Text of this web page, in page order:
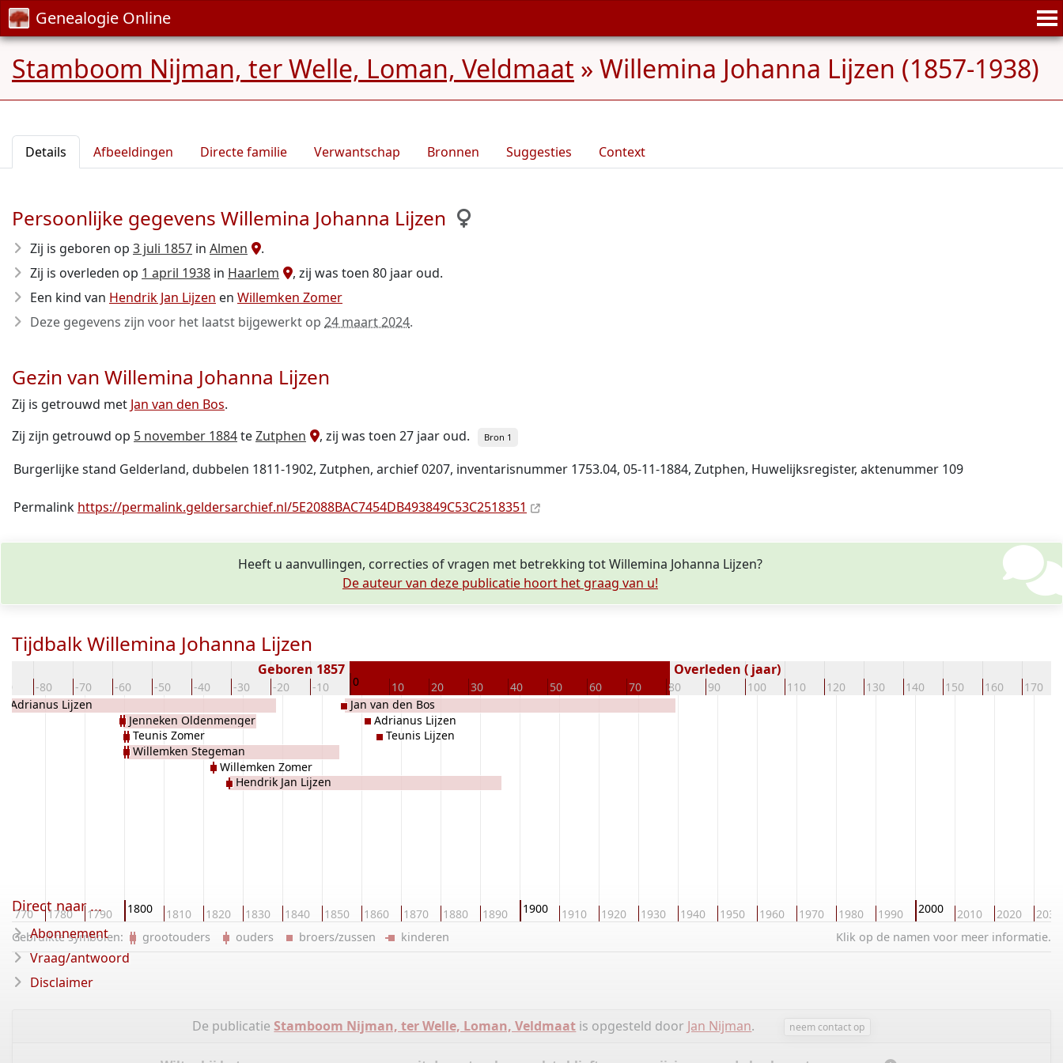
Genealogie Online
Stamboom Nijman, ter Welle, Loman, Veldmaat » Willemina Johanna Lijzen (1857-1938)
Details Afbeeldingen Directe familie Verwantschap Bronnen Suggesties Context
Persoonlijke gegevens Willemina Johanna Lijzen
Zij is geboren op 3 juli 1857 in Almen
.
Zij is overleden op 1 april 1938 in Haarlem
, zij was toen 80 jaar oud.
Een kind van Hendrik Jan Lijzen en Willemken Zomer
Deze gegevens zijn voor het laatst bijgewerkt op 24 maart 2024.
Gezin van Willemina Johanna Lijzen
Zij is getrouwd met Jan van den Bos.
Zij zijn getrouwd op 5 november 1884teZutphen , zij was toen 27 jaar oud. Bron 1
Burgerlijke stand Gelderland, dubbelen 1811-1902, Zutphen, archief 0207, inventaris­num­mer 1753.04, 05-11-1884, Zutphen, Huwelijksregister, aktenummer 109
Permalink https://permalink.geldersarchief.nl/5E2088BAC7454DB493849C53C2518351
Heeft u aanvullingen, correcties of vragen met betrekking tot Willemina Johanna Lijzen?
De auteur van deze publicatie hoort het graag van u!
Tijdbalk Willemina Johanna Lijzen
-80 -70 -60 -50 -40 -30 -20 -10 0 10 20 30 40 50 60 70 80 90 100 110 120 130 140 150 160 170
Geboren 1857 Overleden ( jaar)
1770 1780 1790 1800 1810 1820 1830 1840 1850 1860 1870 1880 1890 1900 1910 1920 1930 1940 1950 1960 1970 1980 1990 2000 2010 2020 2030
Adrianus Lijzen
Jenneken Oldenmenger
Teunis Zomer
Willemken Stegeman
Willemken Zomer
Hendrik Jan Lijzen
Jan van den Bos
Adrianus Lijzen
Teunis Lijzen
Klik op de namen voor meer informatie.
Gebruikte symbolen: grootouders ouders broers/zussen kinderen
De publicatieStamboom Nijman, ter Welle, Loman, Veldmaat is opgesteld door Jan Nijman. neem contact op
Direct naar ...
Abonnement
Vraag/antwoord
Disclaimer